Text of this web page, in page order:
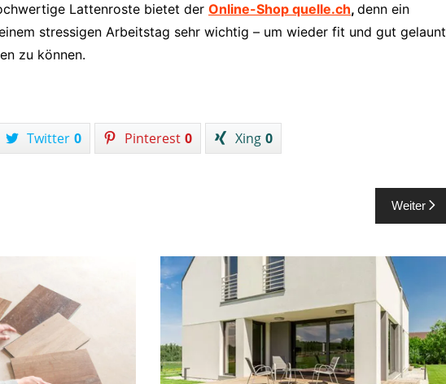
Lattenroste bietet der Online-Shop quelle.ch, denn ein
stressigen Arbeitstag sehr wichtig – um wieder fit und gut gelaunt
zu können.
Twitter 0 Pinterest 0 Xing 0
Weiter